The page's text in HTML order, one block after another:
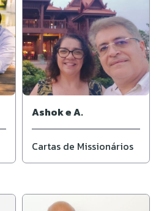
Ashok e A.
Cartas de Missionários